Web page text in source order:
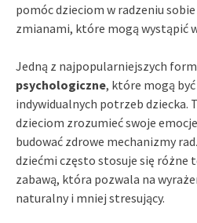
pomóc dzieciom w radzeniu
zmianami, które mogą wystąpić
Jedną z najpopularniejszych
psychologiczne, które mogą
indywidualnych potrzeb dziecka.
dzieciom zrozumieć swoje
budować zdrowe mechanizmy
dziećmi często stosuje się różne
zabawą, która pozwala na
naturalny i mniej stresujący.